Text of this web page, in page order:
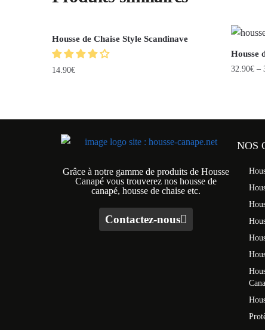
Housse de Chaise Style Scandinave
14.90€
Housse
32.90€ –
Grâce à notre gamme de produits de Housse
Canapé vous trouverez nos housse de
canapé, housse de chaise etc.
Contactez-nous
NOS